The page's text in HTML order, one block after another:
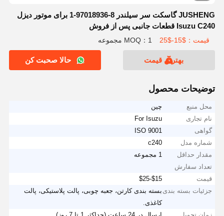
JUSHENG گاسکت سر سیلندر 8-97018936-1 برای موتور دیزل
Isuzu C240 قطعات جانبی پس از فروش
قیمت：$15-$25 MOQ：1 مجموعه
بهترین قیمت حالا صحبت کن
توضیحات محصول
محل منبع
چین
نام تجاری
For Isuzu
گواهی
ISO 9001
شماره مدل
c240
مقدار حداقل
تعداد سفارش
1 مجموعه
قیمت
$15-$25
جزئیات بسته بندی بسته بندی کارتن، جعبه چوبی، پالت پلاستیکی، پالت
کاغذی.